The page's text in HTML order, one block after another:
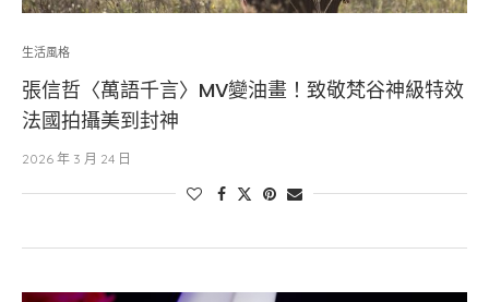
生活風格
張信哲〈萬語千言〉MV變油畫！致敬梵谷神級特效
法國拍攝美到封神
2026 年 3 月 24 日